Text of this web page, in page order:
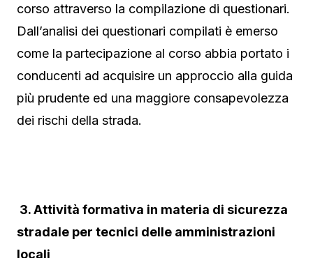
corso attraverso la compilazione di questionari.
Dall’analisi dei questionari compilati è emerso
come la partecipazione al corso abbia portato i
conducenti ad acquisire un approccio alla guida
più prudente ed una maggiore consapevolezza
dei rischi della strada.
3. Attività formativa in materia di sicurezza
stradale per tecnici delle amministrazioni
locali